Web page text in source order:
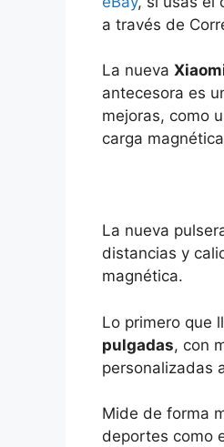
a través de
La nueva
antecesora es
mejoras, como
carga
La nueva
distancias y
magnética.
Lo primero que
pulgadas, con
personalizadas
Mide de forma
deportes como